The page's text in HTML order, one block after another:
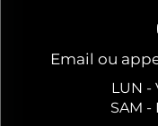
Email ou
LUN -
SAM -